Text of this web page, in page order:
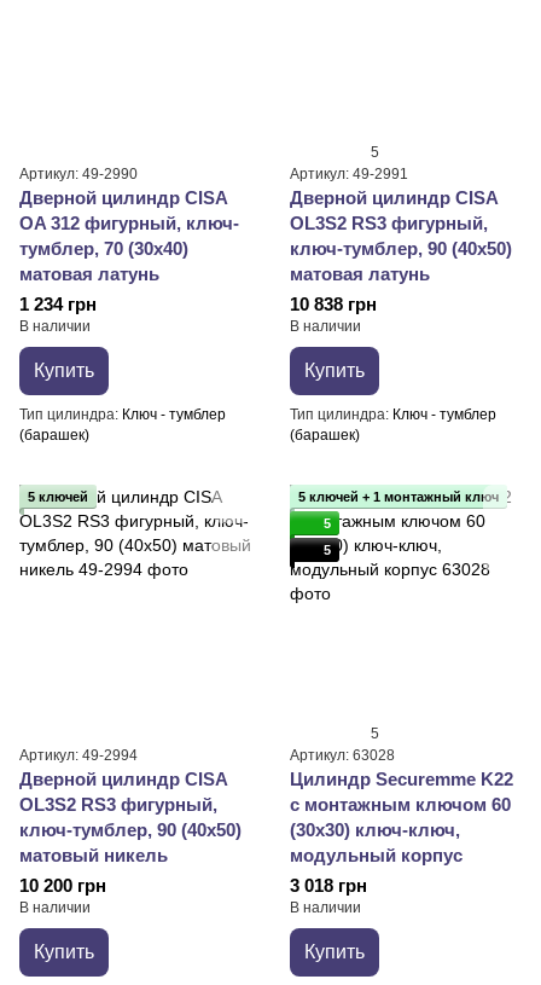
Артикул: 49-2990
Дверной цилиндр CISA
OA 312 фигурный, ключ-
тумблер, 70 (30х40)
матовая латунь
1 234 грн
В наличии
Купить
Тип цилиндра Ключ - тумблер
(барашек)
5
Артикул: 49-2991
Дверной цилиндр CISA
OL3S2 RS3 фигурный,
ключ-тумблер, 90 (40х50)
матовая латунь
10 838 грн
В наличии
Купить
Тип цилиндра Ключ - тумблер
(барашек)
5 ключей
Артикул: 49-2994
Дверной цилиндр CISA
OL3S2 RS3 фигурный,
ключ-тумблер, 90 (40х50)
матовый никель
10 200 грн
В наличии
Купить
5 ключей + 1 монтажный ключ
5
5
5
Артикул: 63028
Цилиндр Securemme K22
с монтажным ключом 60
(30х30) ключ-ключ,
модульный корпус
3 018 грн
В наличии
Купить